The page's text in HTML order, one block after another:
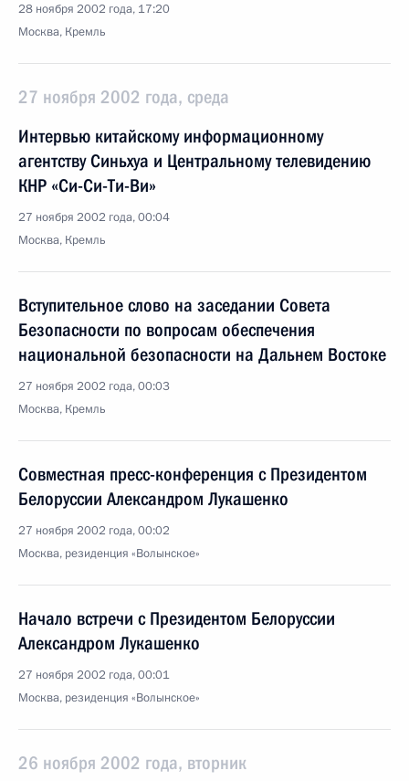
28 ноября 2002 года, 17:20
Москва, Кремль
27 ноября 2002 года, среда
Интервью китайскому информационному
агентству Синьхуа и Центральному телевидению
КНР «Си-Си-Ти-Ви»
27 ноября 2002 года, 00:04
Москва, Кремль
Вступительное слово на заседании Совета
Безопасности по вопросам обеспечения
национальной безопасности на Дальнем Востоке
27 ноября 2002 года, 00:03
Москва, Кремль
Совместная пресс-конференция с Президентом
Белоруссии Александром Лукашенко
27 ноября 2002 года, 00:02
Москва, резиденция «Волынское»
Начало встречи с Президентом Белоруссии
Александром Лукашенко
27 ноября 2002 года, 00:01
Москва, резиденция «Волынское»
26 ноября 2002 года, вторник